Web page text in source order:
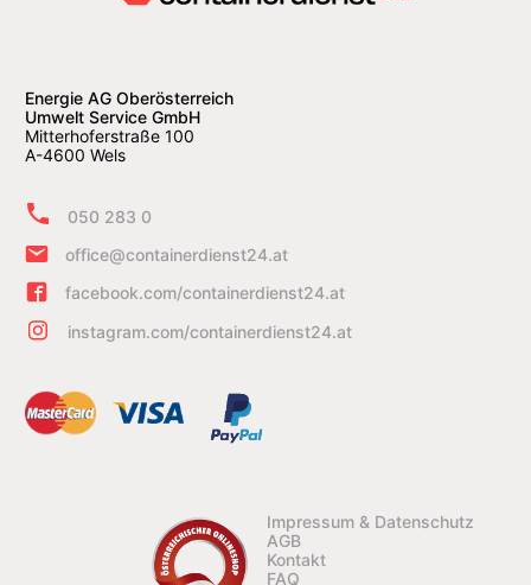
Energie AG Oberösterreich
Umwelt Service GmbH
Mitterhoferstraße 100
A-4600 Wels
050 283 0
office@containerdienst24.at
facebook.com/containerdienst24.at
instagram.com/containerdienst24.at
Impressum & Datenschutz
AGB
Kontakt
FAQ